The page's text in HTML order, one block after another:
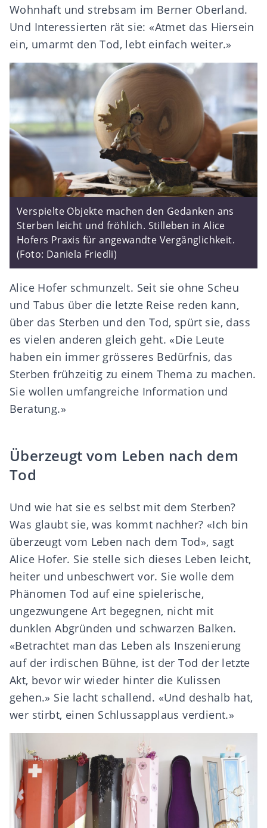
Wohnhaft und strebsam im Berner Oberland.
Und Interessierten rät sie: «Atmet das Hiersein
ein, umarmt den Tod, lebt einfach weiter.»
Verspielte Objekte machen den Gedanken ans
Sterben leicht und fröhlich. Stilleben in Alice
Hofers Praxis für angewandte Vergänglichkeit.
(Foto: Daniela Friedli)
Alice Hofer schmunzelt. Seit sie ohne Scheu
und Tabus über die letzte Reise reden kann,
über das Sterben und den Tod, spürt sie, dass
es vielen anderen gleich geht. «Die Leute
haben ein immer grösseres Bedürfnis, das
Sterben frühzeitig zu einem Thema zu machen.
Sie wollen umfangreiche Information und
Beratung.»
Überzeugt vom Leben nach dem
Tod
Und wie hat sie es selbst mit dem Sterben?
Was glaubt sie, was kommt nachher? «Ich bin
überzeugt vom Leben nach dem Tod», sagt
Alice Hofer. Sie stelle sich dieses Leben leicht,
heiter und unbeschwert vor. Sie wolle dem
Phänomen Tod auf eine spielerische,
ungezwungene Art begegnen, nicht mit
dunklen Abgründen und schwarzen Balken.
«Betrachtet man das Leben als Inszenierung
auf der irdischen Bühne, ist der Tod der letzte
Akt, bevor wir wieder hinter die Kulissen
gehen.» Sie lacht schallend. «Und deshalb hat,
wer stirbt, einen Schlussapplaus verdient.»